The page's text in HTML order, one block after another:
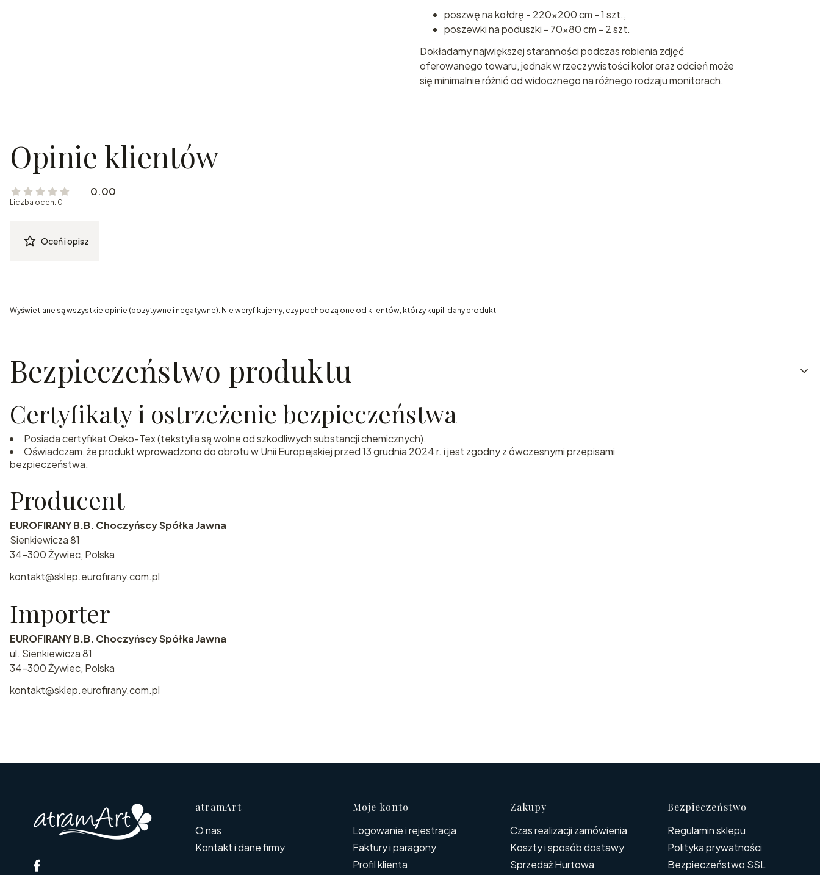
poszwę na kołdrę - 220x200 cm - 1 szt.,
poszewki na poduszki - 70x80 cm - 2 szt.
Dokładamy największej staranności podczas robienia zdjęć
oferowanego towaru, jednak w rzeczywistości kolor oraz odcień może
się minimalnie różnić od widocznego na różnego rodzaju monitorach.
Opinie klientów
0.00
Liczba ocen: 0
Oceń i opisz
Wyświetlane są wszystkie opinie (pozytywne i negatywne). Nie weryfikujemy, czy pochodzą one od klientów, którzy kupili dany produkt.
Bezpieczeństwo produktu
Certyfikaty i ostrzeżenie bezpieczeństwa
Posiada certyfikat Oeko-Tex (tekstylia są wolne od szkodliwych substancji chemicznych).
Oświadczam, że produkt wprowadzono do obrotu w Unii Europejskiej przed 13 grudnia 2024 r. i jest zgodny z ówczesnymi przepisami
bezpieczeństwa.
Producent
EUROFIRANY B.B. Choczyńscy Spółka Jawna
Sienkiewicza 81
34-300 Żywiec, Polska
kontakt@sklep.eurofirany.com.pl
Importer
EUROFIRANY B.B. Choczyńscy Spółka Jawna
ul. Sienkiewicza 81
34-300 Żywiec, Polska
kontakt@sklep.eurofirany.com.pl
Linki w stopce
atramArt
O nas
Kontakt i dane firmy
Moje konto
Logowanie i rejestracja
Faktury i paragony
Profil klienta
Zakupy
Czas realizacji zamówienia
Koszty i sposób dostawy
Sprzedaż Hurtowa
Bezpieczeństwo
Regulamin sklepu
Polityka prywatności
Bezpieczeństwo SSL